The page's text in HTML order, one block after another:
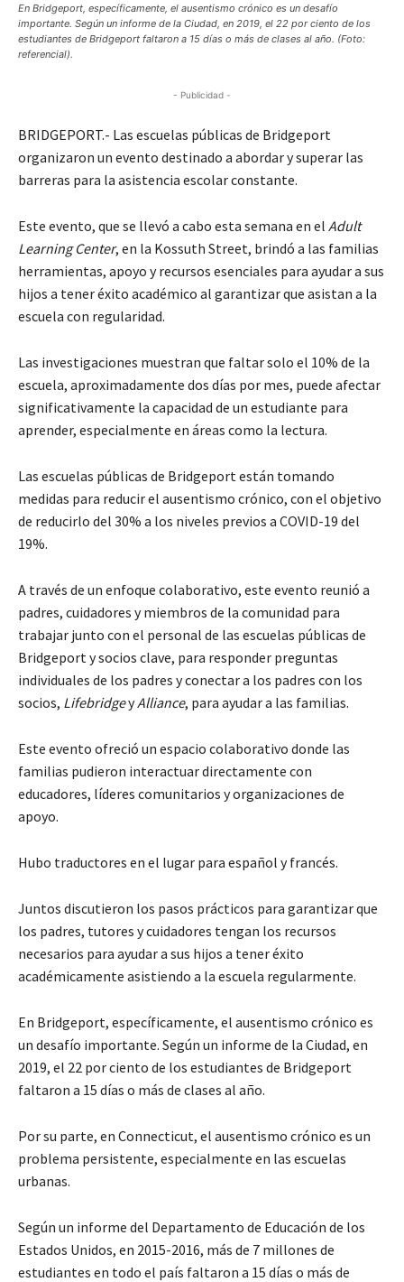
En Bridgeport, específicamente, el ausentismo crónico es un desafío
importante. Según un informe de la Ciudad, en 2019, el 22 por ciento de los
estudiantes de Bridgeport faltaron a 15 días o más de clases al año. (Foto:
referencial).
- Publicidad -
BRIDGEPORT.- Las escuelas públicas de Bridgeport
organizaron un evento destinado a abordar y superar las
barreras para la asistencia escolar constante.
Este evento, que se llevó a cabo esta semana en el Adult
Learning Center, en la Kossuth Street, brindó a las familias
herramientas, apoyo y recursos esenciales para ayudar a sus
hijos a tener éxito académico al garantizar que asistan a la
escuela con regularidad.
Las investigaciones muestran que faltar solo el 10% de la
escuela, aproximadamente dos días por mes, puede afectar
significativamente la capacidad de un estudiante para
aprender, especialmente en áreas como la lectura.
Las escuelas públicas de Bridgeport están tomando
medidas para reducir el ausentismo crónico, con el objetivo
de reducirlo del 30% a los niveles previos a COVID-19 del
19%.
A través de un enfoque colaborativo, este evento reunió a
padres, cuidadores y miembros de la comunidad para
trabajar junto con el personal de las escuelas públicas de
Bridgeport y socios clave, para responder preguntas
individuales de los padres y conectar a los padres con los
socios, LifebridgeyAlliance, para ayudar a las familias.
Este evento ofreció un espacio colaborativo donde las
familias pudieron interactuar directamente con
educadores, líderes comunitarios y organizaciones de
apoyo.
Hubo traductores en el lugar para español y francés.
Juntos discutieron los pasos prácticos para garantizar que
los padres, tutores y cuidadores tengan los recursos
necesarios para ayudar a sus hijos a tener éxito
académicamente asistiendo a la escuela regularmente.
En Bridgeport, específicamente, el ausentismo crónico es
un desafío importante. Según un informe de la Ciudad, en
2019, el 22 por ciento de los estudiantes de Bridgeport
faltaron a 15 días o más de clases al año.
Por su parte, en Connecticut, el ausentismo crónico es un
problema persistente, especialmente en las escuelas
urbanas.
Según un informe del Departamento de Educación de los
Estados Unidos, en 2015-2016, más de 7 millones de
estudiantes en todo el país faltaron a 15 días o más de